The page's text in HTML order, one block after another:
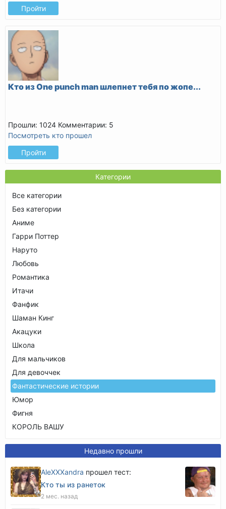
Пройти
Кто из One punch man шлепнет тебя по жопе...
Прошли: 1024 Комментарии: 5
Посмотреть кто прошел
Пройти
Категории
Все категории
Без категории
Аниме
Гарри Поттер
Наруто
Любовь
Романтика
Итачи
Фанфик
Шаман Кинг
Акацуки
Школа
Для мальчиков
Для девоччек
Фантастические истории
Юмор
Фигня
КОРОЛЬ ВАШУ
Недавно прошли
AleXXXandra прошел тест:
Кто ты из ранеток
2 мес. назад